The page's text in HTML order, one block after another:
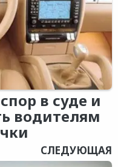
в суде и
водителям
СЛЕДУЮЩАЯ